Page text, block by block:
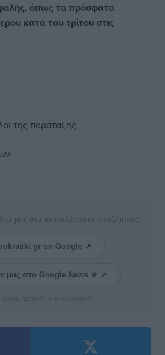
όπως τα πρόσφατα
κατά του τρίτου στις
της παράταξης
μας στα αποτελέσματα αναζήτησης
on Google ↗
μας στο Google News ★ ↗